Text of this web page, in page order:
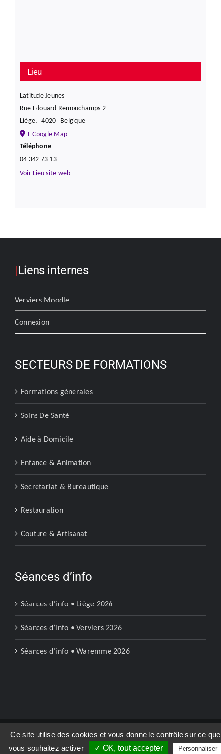
Lieu
Latitude Jeunes
Rue Edouard Remouchamps 2
Liège, 4020 Belgique
+ Google Map
Téléphone
04 342 73 13
Voir Lieu site web
|Liens internes
Verviers Moodle
Connexion
SECTEURS DE FORMATIONS
Formations générales
Soins De Santé
Aide à Domicile
Enfance & Animation
Secrétariat & Bureautique
Restauration
Couture & Artisanat
Séances d’info
Séances d’info • Liège 2026
Séances d’info • Verviers 2026
Séances d’info • Waremme 2026
Copyright 2023 | Ecoles Soralia Liège |Mentions légales
Ce site utilise des cookies et vous donne le contrôle sur ce que
vous souhaitez activer
✓ OK, tout accepter Personnaliser